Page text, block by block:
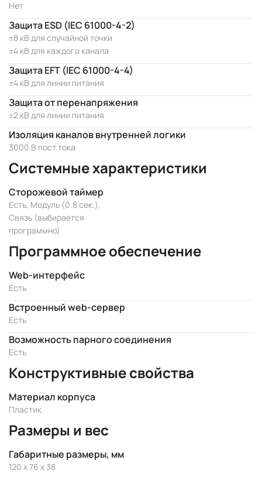
Нет
Защита ESD (IEC 61000-4-2)
±8 кВ для случайной точки
±4 кВ для каждого канала
Защита EFT (IEC 61000-4-4)
±4 кВ для линии питания
Защита от перенапряжения
±2 кВ для линии питания
Изоляция каналов внутренней логики
3000 В пост.тока
Системные характеристики
Сторожевой таймер
Есть, Модуль (0.8 сек.),
Связь (выбирается
программно)
Программное обеспечение
Web-интерфейс
Есть
Встроенный web-сервер
Есть
Возможность парного соединения
Есть
Конструктивные свойства
Материал корпуса
Пластик
Размеры и вес
Габаритные размеры, мм
120 x 76 x 38